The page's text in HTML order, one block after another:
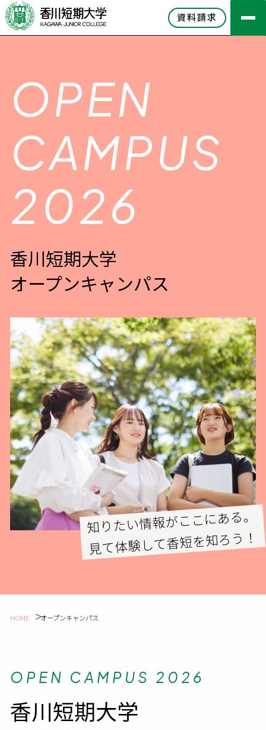
資料請求
OPEN
CAMPUS
2026
香川短期大学
オープンキャンパス
知りたい情報がここにある。
見て体験して香短を知ろう！
HOME オープンキャンパス
OPEN CAMPUS 2026
香川短期大学